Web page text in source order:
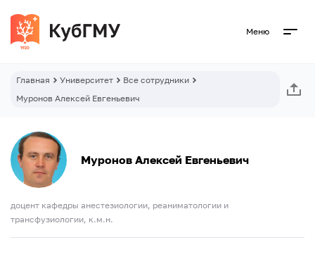
Меню
Главная Университет
Все сотрудники
Муронов Алексей Евгеньевич
Муронов Алексей Евгеньевич
доцент кафедры анестезиологии, реаниматологии и
трансфузиологии, к.м.н.